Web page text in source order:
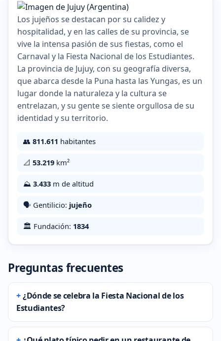
Los jujeños se destacan por su calidez y
hospitalidad, y en las calles de su provincia, se
vive la intensa pasión de sus fiestas, como el
Carnaval y la Fiesta Nacional de los Estudiantes.
La provincia de Jujuy, con su geografía diversa,
que abarca desde la Puna hasta las Yungas, es un
lugar donde la naturaleza y la cultura se
entrelazan, y su gente se siente orgullosa de su
identidad y su territorio.
👥 811.611 habitantes
📐 53.219 km²
⛰️ 3.433 m de altitud
🗣️ Gentilicio: jujeño
🏛️ Fundación: 1834
Preguntas frecuentes
¿Dónde se celebra la Fiesta Nacional de los
Estudiantes?